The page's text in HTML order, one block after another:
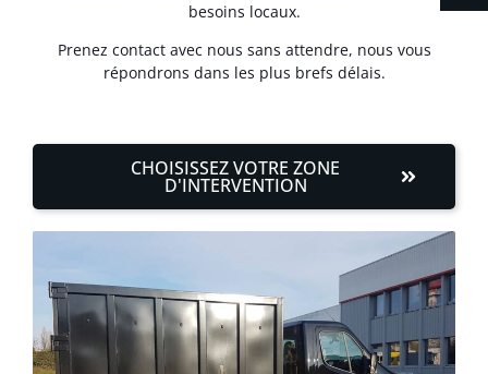
besoins locaux.
Prenez contact avec nous sans attendre, nous vous
répondrons dans les plus brefs délais.
CHOISISSEZ VOTRE ZONE
D'INTERVENTION